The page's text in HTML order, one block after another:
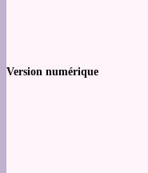
Version numérique